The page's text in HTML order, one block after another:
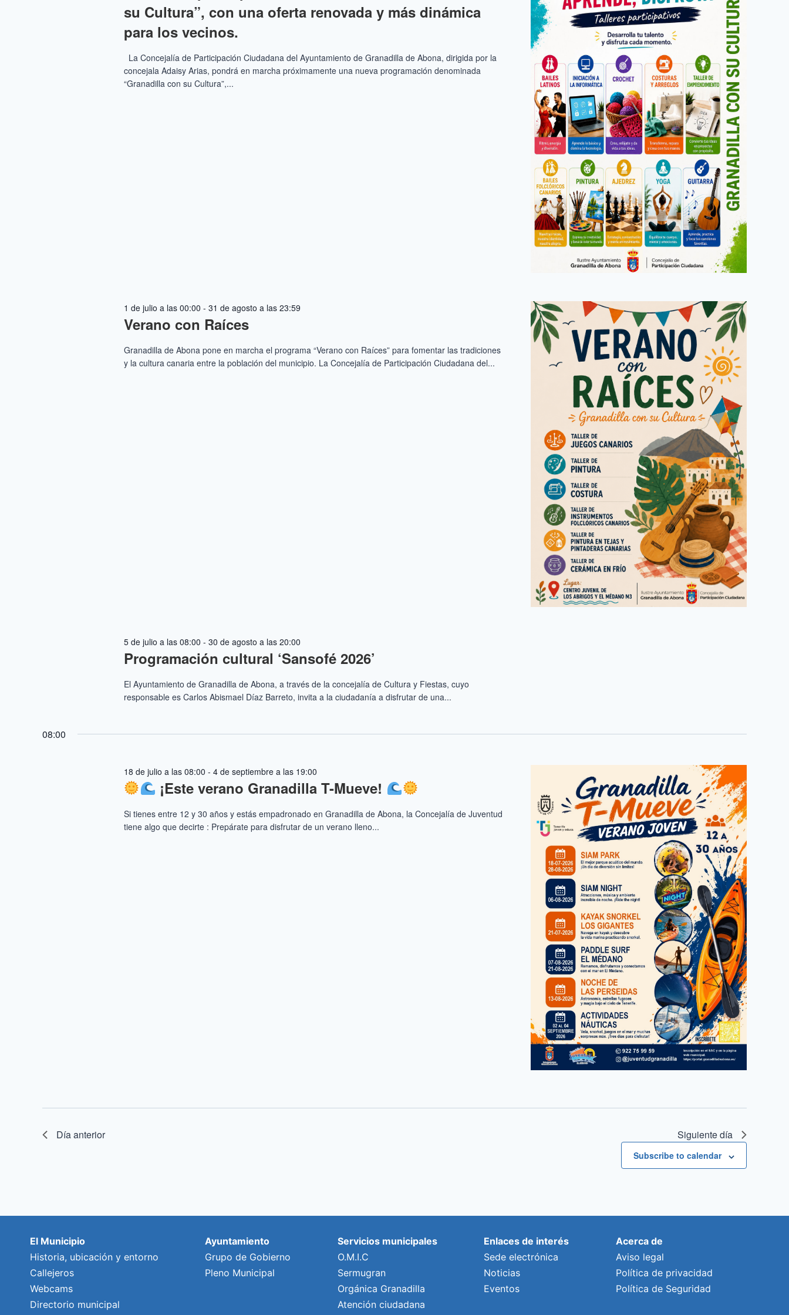
su Cultura”, con una oferta renovada y más dinámica
para los vecinos.
La Concejalía de Participación Ciudadana del Ayuntamiento de Granadilla de Abona, dirigida por la
concejala Adaisy Arias, pondrá en marcha próximamente una nueva programación denominada
“Granadilla con su Cultura”,...
Verano con Raíces
1 de julio a las 00:00 - 31 de agosto a las 23:59
Granadilla de Abona pone en marcha el programa “Verano con Raíces” para fomentar las tradiciones
y la cultura canaria entre la población del municipio. La Concejalía de Participación Ciudadana del...
Programación cultural ‘Sansofé 2026’
5 de julio a las 08:00 - 30 de agosto a las 20:00
El Ayuntamiento de Granadilla de Abona, a través de la concejalía de Cultura y Fiestas, cuyo
responsable es Carlos Abismael Díaz Barreto, invita a la ciudadanía a disfrutar de una...
08:00
¡Este verano Granadilla T-Mueve!
18 de julio a las 08:00 - 4 de septiembre a las 19:00
Si tienes entre 12 y 30 años y estás empadronado en Granadilla de Abona, la Concejalía de Juventud
tiene algo que decirte : Prepárate para disfrutar de un verano lleno...
Día anterior Siguiente día
Subscribe to calendar
El Municipio
Historia, ubicación y entorno
Callejeros
Webcams
Directorio municipal
Ayuntamiento
Grupo de Gobierno
Pleno Municipal
Servicios municipales
O.M.I.C
Sermugran
Orgánica Granadilla
Atención ciudadana
Enlaces de interés
Sede electrónica
Noticias
Eventos
Acerca de
Aviso legal
Política de privacidad
Política de Seguridad